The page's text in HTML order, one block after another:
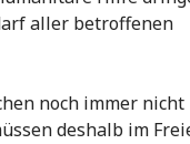
aller betroffenen
noch immer nicht
deshalb im